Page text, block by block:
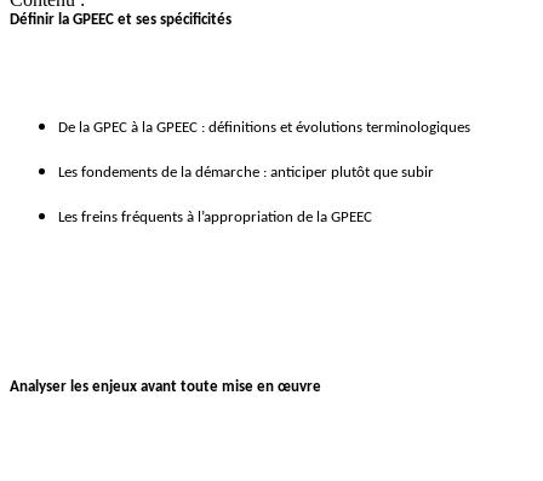
Définir la GPEEC et ses spécificités
De la GPEC à la GPEEC : définitions et évolutions terminologiques
Les fondements de la démarche : anticiper plutôt que subir
Les freins fréquents à l’appropriation de la GPEEC
Analyser les enjeux avant toute mise en œuvre